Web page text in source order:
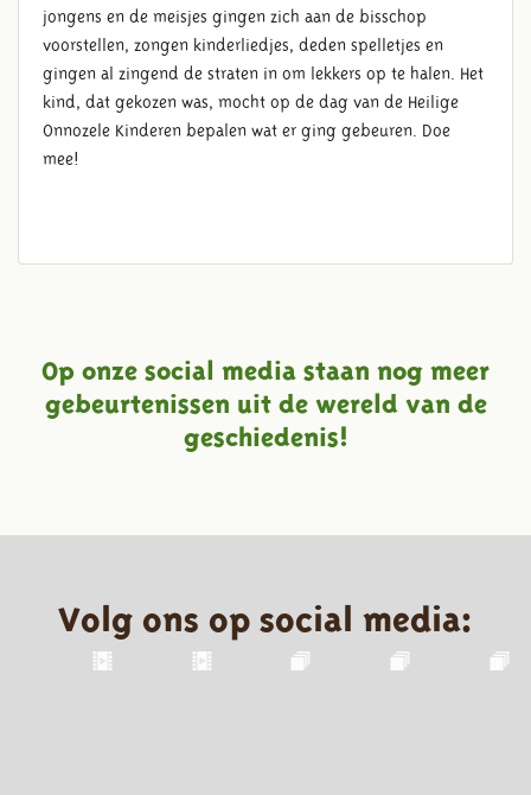
jongens en de meisjes gingen zich aan de bisschop
voorstellen, zongen kinderliedjes, deden spelletjes en
gingen al zingend de straten in om lekkers op te halen. Het
kind, dat gekozen was, mocht op de dag van de Heilige
Onnozele Kinderen bepalen wat er ging gebeuren. Doe
mee!
Op onze social media staan nog meer
gebeurtenissen uit de wereld van de
geschiedenis!
Volg ons op social media: